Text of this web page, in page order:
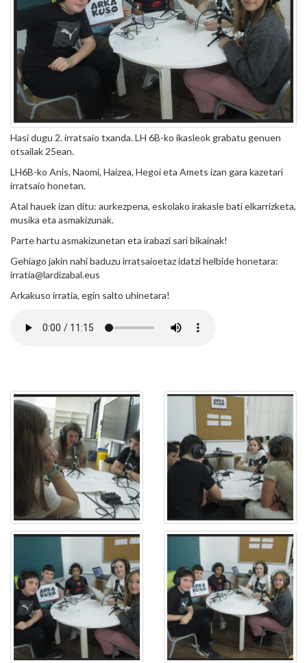
Hasi dugu 2. irratsaio txanda. LH 6B-ko ikasleok grabatu genuen
otsailak 25ean.
LH6B-ko Anis, Naomi, Haizea, Hegoi eta Amets izan gara kazetari
irratsaio honetan.
Atal hauek izan ditu: aurkezpena, eskolako irakasle bati elkarrizketa,
musika eta asmakizunak.
Parte hartu asmakizunetan eta irabazi sari bikainak!
Gehiago jakin nahi baduzu irratsaioetaz idatzi helbide honetara:
irratia@lardizabal.eus
Arkakuso irratia, egin salto uhinetara!